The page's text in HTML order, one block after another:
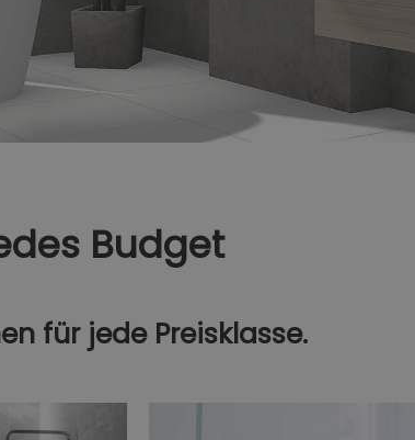
Budget
für jede Preisklasse.